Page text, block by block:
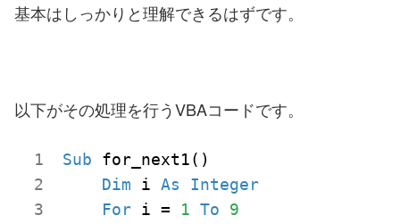
基本はしっかりと理解できるはずです。
以下がその処理を行うVBAコードです。
Sub for_next1()
Dim i As
Integer
For i = 1 To
9